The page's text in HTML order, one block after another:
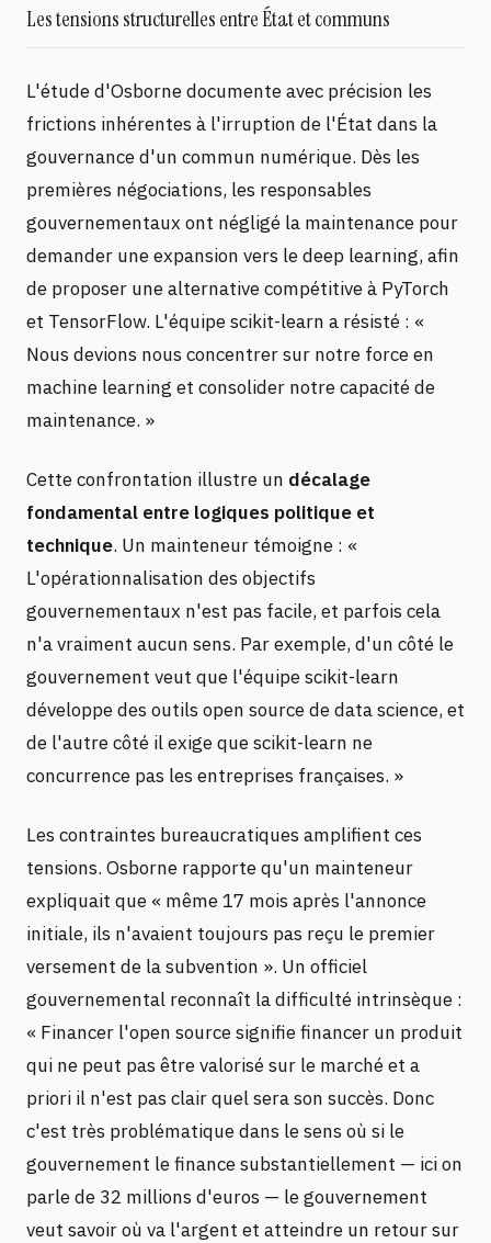
Les tensions structurelles entre État et communs
L'étude d'Osborne documente avec précision les
frictions inhérentes à l'irruption de l'État dans la
gouvernance d'un commun numérique. Dès les
premières négociations, les responsables
gouvernementaux ont négligé la maintenance pour
demander une expansion vers le deep learning, afin
de proposer une alternative compétitive à PyTorch
et TensorFlow. L'équipe scikit-learn a résisté : «
Nous devions nous concentrer sur notre force en
machine learning et consolider notre capacité de
maintenance. »
Cette confrontation illustre un décalage
fondamental entre logiques politique et
technique. Un mainteneur témoigne : «
L'opérationnalisation des objectifs
gouvernementaux n'est pas facile, et parfois cela
n'a vraiment aucun sens. Par exemple, d'un côté le
gouvernement veut que l'équipe scikit-learn
développe des outils open source de data science, et
de l'autre côté il exige que scikit-learn ne
concurrence pas les entreprises françaises. »
Les contraintes bureaucratiques amplifient ces
tensions. Osborne rapporte qu'un mainteneur
expliquait que « même 17 mois après l'annonce
initiale, ils n'avaient toujours pas reçu le premier
versement de la subvention ». Un officiel
gouvernemental reconnaît la difficulté intrinsèque :
« Financer l'open source signifie financer un produit
qui ne peut pas être valorisé sur le marché et a
priori il n'est pas clair quel sera son succès. Donc
c'est très problématique dans le sens où si le
gouvernement le finance substantiellement — ici on
parle de 32 millions d'euros — le gouvernement
veut savoir où va l'argent et atteindre un retour sur